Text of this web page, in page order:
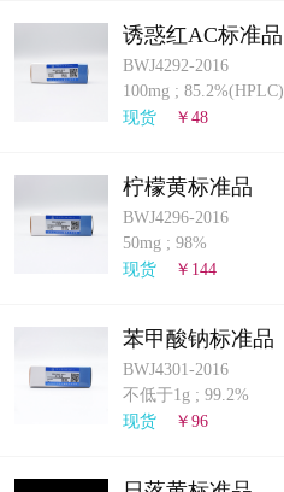
诱惑红AC标准品
BWJ4292-2016
100mg ; 85.2%(HPLC)
现货
￥48
柠檬黄标准品
BWJ4296-2016
50mg ; 98%
现货
￥144
苯甲酸钠标准品
BWJ4301-2016
不低于1g ; 99.2%
现货
￥96